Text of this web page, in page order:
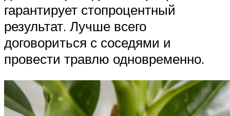
гарантирует стопроцентный
результат. Лучше всего
договориться с соседями и
провести травлю одновременно.